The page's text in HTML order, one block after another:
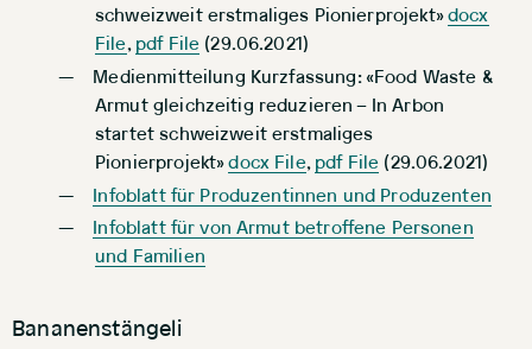
schweizweit erstmaliges Pionierprojekt» docx
File, pdf File (29.06.2021)
Medienmitteilung Kurzfassung: «Food Waste &
Armut gleichzeitig reduzieren – In Arbon
startet schweizweit erstmaliges
Pionierprojekt»docx File, pdf File (29.06.2021)
Infoblatt für Produzentinnen und Produzenten
Infoblatt für von Armut betroffene Personen
und Familien
Bananenstängeli